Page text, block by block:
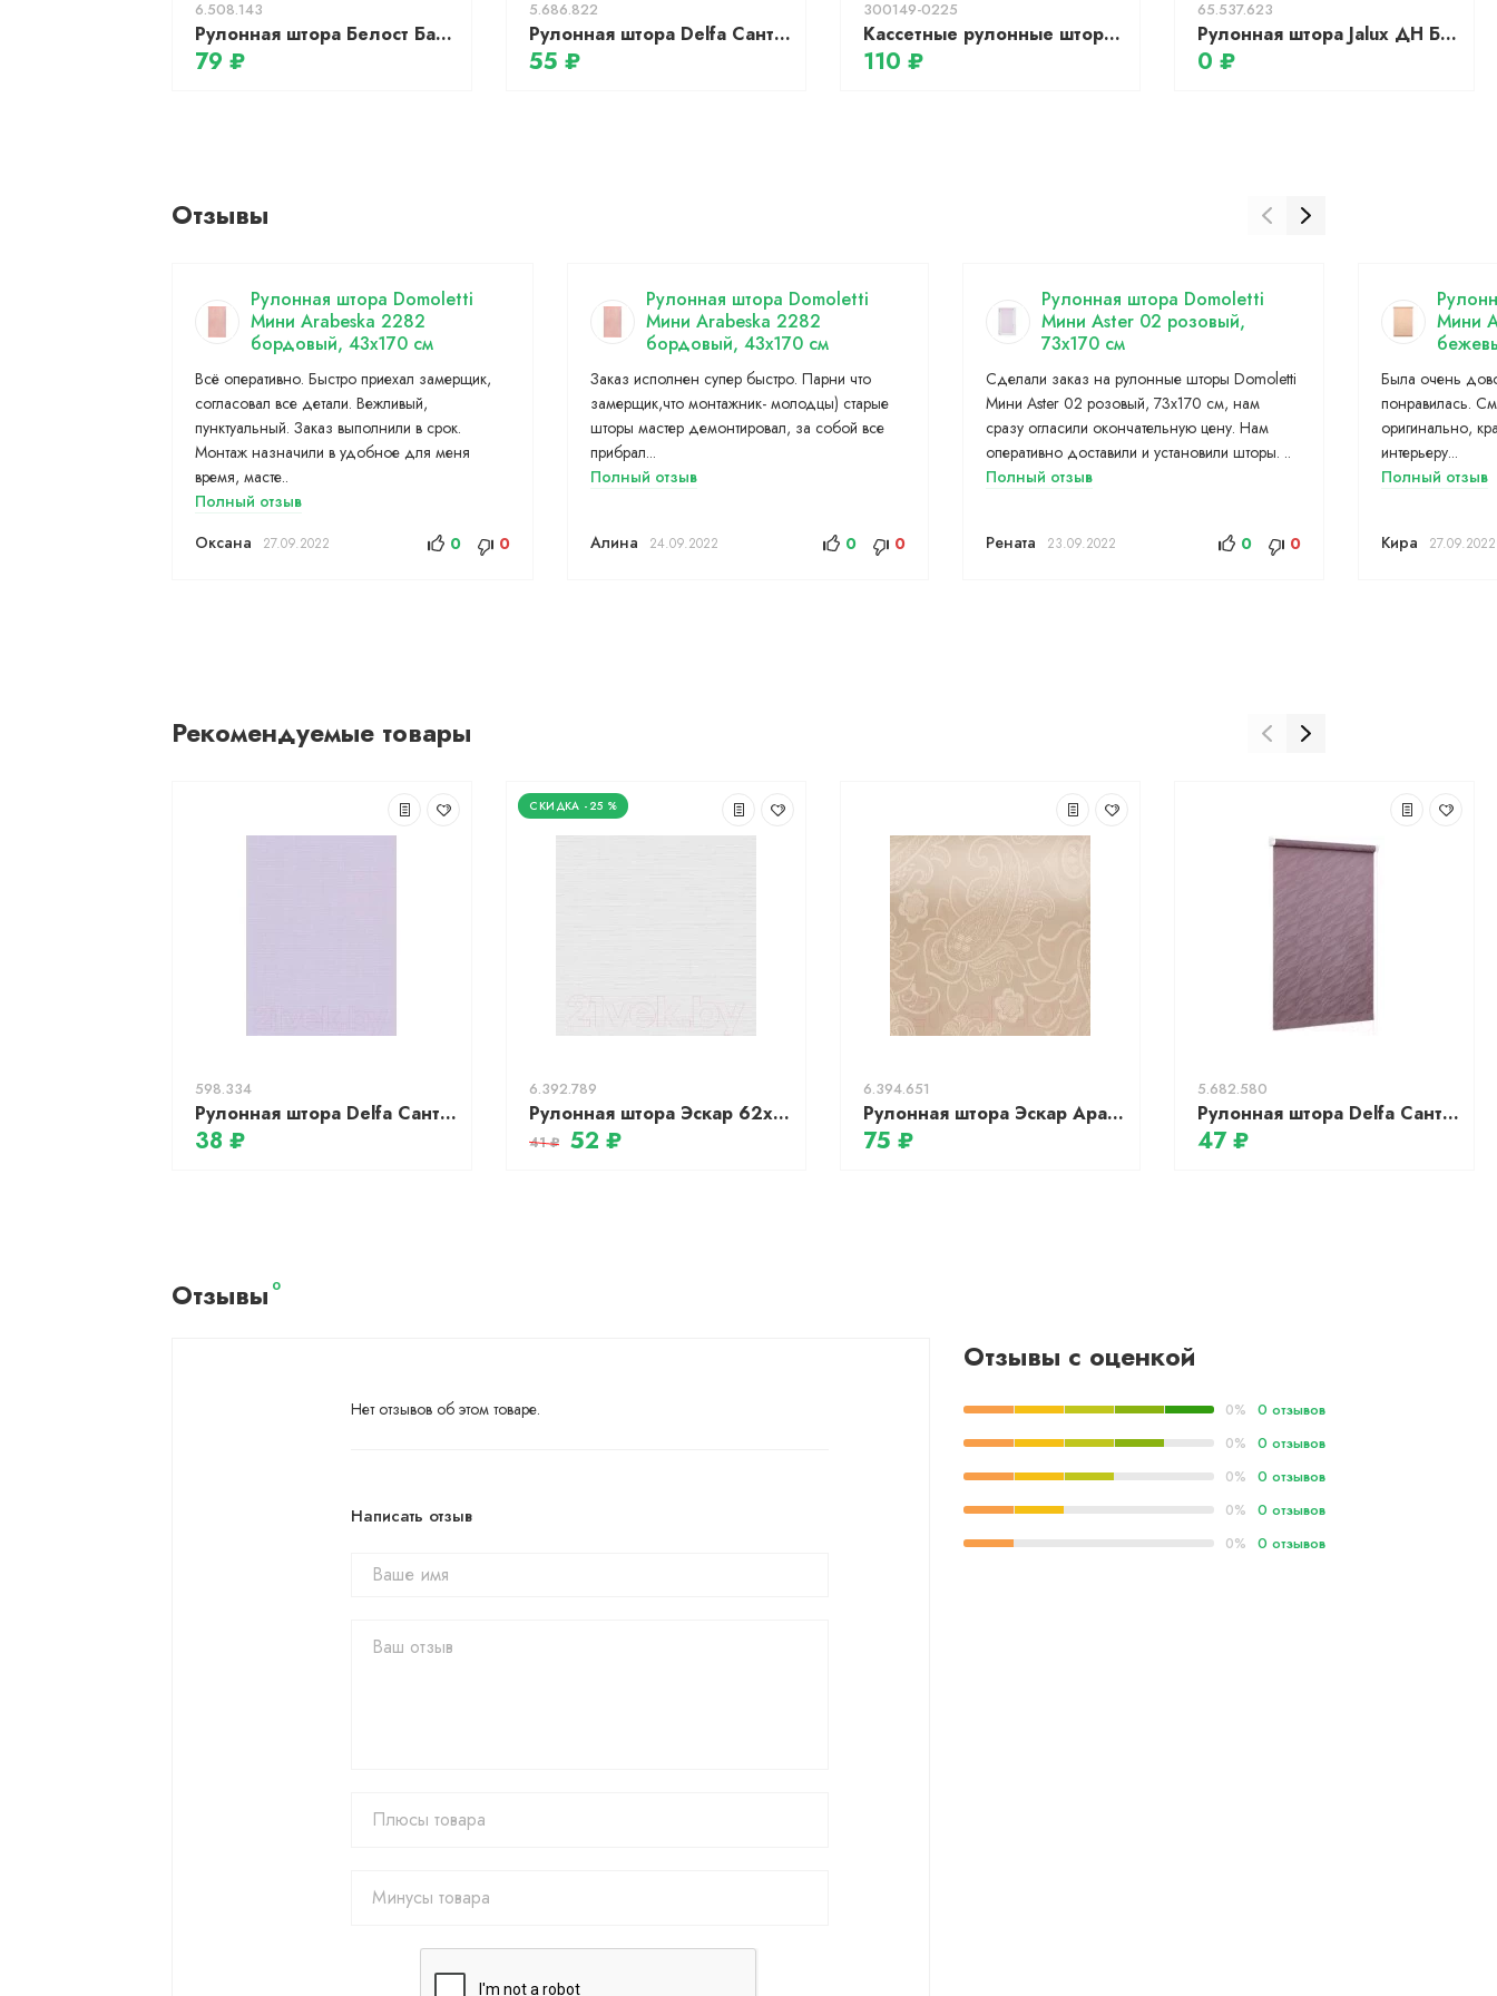
6.508.143
Рулонная штора Белост Бамбуковая 70x210 ШБ 070.210.905
79 ₽
5.686.822
Рулонная штора Delfa Сантайм Глория СРШ-01М 2910 (48x170, белый/серебристый)
55 ₽
300149-0225
Кассетные рулонные шторы УНИ 1 - АЛЬФА ALU BLACK-OUT белый
110 ₽
65.537.623
Рулонная штора Jalux ДН Багама 104 47x160 (небесно-голубой)
0 ₽
Отзывы
Рулонная штора Domoletti
Мини Arabeska 2282
бордовый, 43x170 см
Всё оперативно. Быстро приехал замерщик,
согласовал все детали. Вежливый,
пунктуальный. Заказ выполнили в срок.
Монтаж назначили в удобное для меня
время, масте..
Полный отзыв
Оксана
27.09.2022 0 0
Рулонная штора Domoletti
Мини Arabeska 2282
бордовый, 43x170 см
Заказ исполнен супер быстро. Парни что
замерщик,что монтажник- молодцы) старые
шторы мастер демонтировал, за собой все
прибрал...
Полный отзыв
Алина 24.09.2022 0 0
Рулонная штора Domoletti
Мини Aster 02 розовый,
73x170 см
Сделали заказ на рулонные шторы Domoletti
Мини Aster 02 розовый, 73x170 см, нам
сразу огласили окончательную цену. Нам
оперативно доставили и установили шторы. ..
Полный отзыв
Рената 23.09.2022 0 0
Мини
Была очень
понравилась.
оригинально,
интерьеру...
Полный отзыв
Кира 27.09.2022
Рекомендуемые товары
598.334
Рулонная штора Delfa Сантайм Лен СРШ-01 МД2469 (43x170, сиреневый)
38 ₽
-25 %
6.392.789
Рулонная штора Эскар 62x170 / 310080621701 (белый)
41 ₽ 52 ₽
6.394.651
Рулонная штора Эскар Арабеска 98x160 / 389300981601 (капучино)
75 ₽
5.682.580
Рулонная штора Delfa Сантайм Жаккард Веда СРШ-01М 879 (52x170, фиолетовый)
47 ₽
Отзывы 0
Нет отзывов об этом товаре.
Написать отзыв
Отзывы с оценкой
0% 0 отзывов
0% 0 отзывов
0% 0 отзывов
0% 0 отзывов
0% 0 отзывов